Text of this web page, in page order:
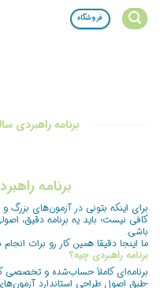
Skip
فروشگاه
برنامه راهبردی
برنامه
برای اینکه بتونی در آزمون‌های
کافی نیست؛ باید یه برنامه دقیق،
باشی.
ما اینجا دقیقا همین کار رو برات انجام
برنامه راهبردی چیه؟
برنامه‌ای کاملاً حساب‌شده و تخصصی
-طبق اصول طراحی استاندارد